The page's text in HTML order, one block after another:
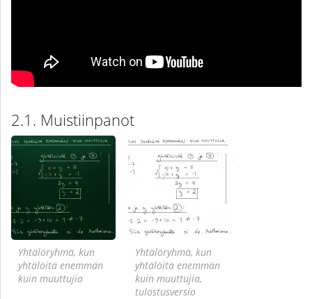
Muistiinpanot
Yhtälöryhmä, kun
yhtälöitä enemmän
kuin muuttujia
Yhtälöryhmä, kun
yhtälöitä enemmän
kuin muuttujia,
tulostusversio